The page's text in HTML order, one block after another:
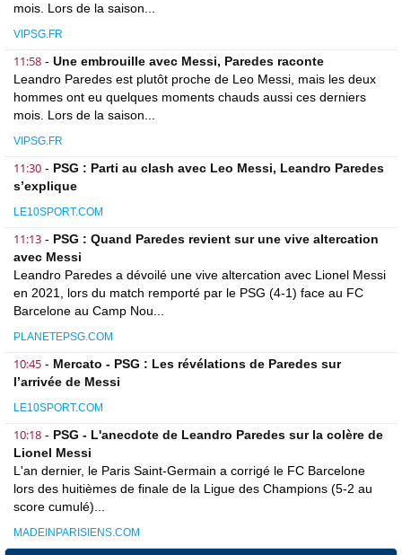
mois. Lors de la saison...
VIPSG.FR
11:58 - Une embrouille avec Messi, Paredes raconte
Leandro Paredes est plutôt proche de Leo Messi, mais les deux
hommes ont eu quelques moments chauds aussi ces derniers
mois. Lors de la saison...
VIPSG.FR
11:30 - PSG : Parti au clash avec Leo Messi, Leandro Paredes
s’explique
LE10SPORT.COM
11:13 - PSG : Quand Paredes revient sur une vive altercation
avec Messi
Leandro Paredes a dévoilé une vive altercation avec Lionel Messi
en 2021, lors du match remporté par le PSG (4-1) face au FC
Barcelone au Camp Nou...
PLANETEPSG.COM
10:45 - Mercato - PSG : Les révélations de Paredes sur
l’arrivée de Messi
LE10SPORT.COM
10:18 - PSG - L'anecdote de Leandro Paredes sur la colère de
Lionel Messi
L'an dernier, le Paris Saint-Germain a corrigé le FC Barcelone
lors des huitièmes de finale de la Ligue des Champions (5-2 au
score cumulé)...
MADEINPARISIENS.COM